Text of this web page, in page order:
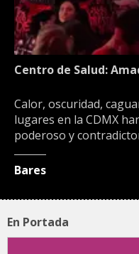
Centro de Salud:
Calor, oscuridad,
lugares en la CDMX
poderoso y
Bares
En Portada